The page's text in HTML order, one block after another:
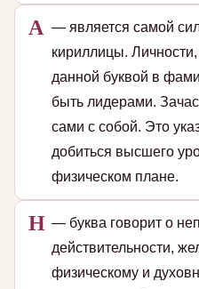
А — является самой
кириллицы.
данной буквой в
быть лидерами.
сами с собой. Это
добиться высшего
физическом плане.
Н — буква говорит о
действительности,
физическому и